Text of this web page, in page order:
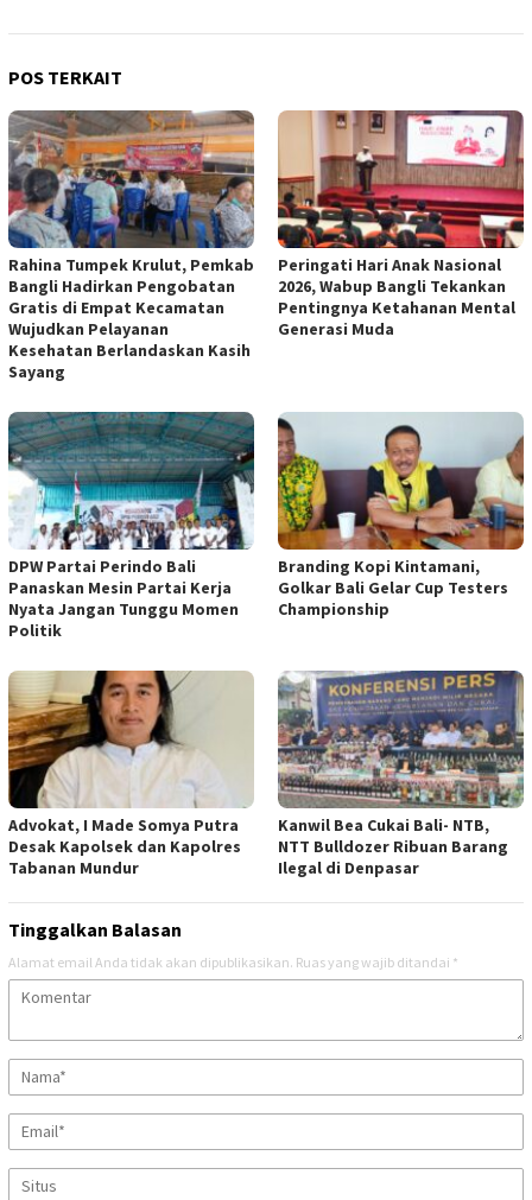
POS TERKAIT
Rahina Tumpek Krulut, Pemkab
Bangli Hadirkan Pengobatan
Gratis di Empat Kecamatan
Wujudkan Pelayanan
Kesehatan Berlandaskan Kasih
Sayang
Peringati Hari Anak Nasional
2026, Wabup Bangli Tekankan
Pentingnya Ketahanan Mental
Generasi Muda
DPW Partai Perindo Bali
Panaskan Mesin Partai Kerja
Nyata Jangan Tunggu Momen
Politik
Branding Kopi Kintamani,
Golkar Bali Gelar Cup Testers
Championship
Advokat, I Made Somya Putra
Desak Kapolsek dan Kapolres
Tabanan Mundur
Kanwil Bea Cukai Bali- NTB,
NTT Bulldozer Ribuan Barang
Ilegal di Denpasar
Tinggalkan Balasan
Alamat email Anda tidak akan dipublikasikan. Ruas yang wajib ditandai *